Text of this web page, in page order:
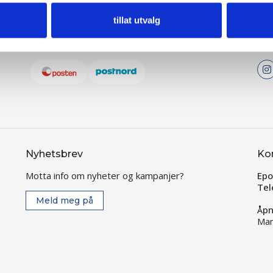
tillat utvalg
Frakt
Nyhetsbrev
Motta info om nyheter og kampanjer?
Meld meg på